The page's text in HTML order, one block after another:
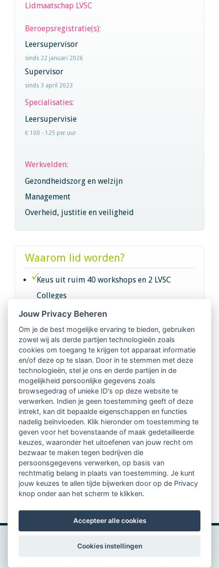
Lidmaatschap LVSC
Beroepsregistratie(s):
Leersupervisor
sinds 22 januari 2026
Supervisor
sinds 3 april 2023
Specialisaties:
Leersupervisie
€ 100 - 125 per uur
Werkvelden:
Gezondheidszorg en welzijn
Management
Overheid, justitie en veiligheid
Waarom lid worden?
Keus uit ruim 40 workshops en 2 LVSC
Colleges
Intervisie met geregistreerde vakgenoten
Netwerk van 2100 professionals in 14
regio's
Vindbaar voor opdrachtgevers
Tijdschrift voor
Begeleidingskunde & kennisbank
Beroepsregistratie (LVSC keurmerk)
Lid worden van LVSC
Jouw Privacy Beheren
Om je de best mogelijke ervaring te bieden, gebruiken
zowel wij als derde partijen technologieën zoals
cookies om toegang te krijgen tot apparaat informatie
en/of deze op te slaan. Door in te stemmen met deze
technologieën, stel je ons en derde partijen in de
mogelijkheid persoonlijke gegevens zoals
browsegedrag of unieke ID's op deze website te
verwerken. Indien je geen toestemming geeft of deze
intrekt, kan dit bepaalde eigenschappen en functies
nadelig beïnvloeden. Klik hieronder om toestemming te
geven voor het bovenstaande of maak gedetailleerde
keuzes, waaronder het uitoefenen van jouw recht om
bezwaar te maken tegen bedrijven die
persoonsgegevens verwerken, op basis van
rechtmatig belang in plaats van toestemming. Je kunt
jouw keuzes te allen tijde bijwerken door op de Privacy
knop onder aan het scherm te klikken.
Accepteer alle cookies
Cookies instellingen